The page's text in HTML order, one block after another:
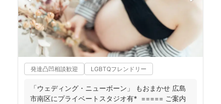
発達凸凹相談歓迎 LGBTQフレンドリー
「ウェディング・ニューボーン」 もおまかせ 広島
市南区にプライベートスタジオ有* ===== ご案内